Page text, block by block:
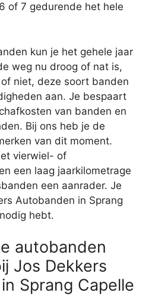
of 7 gedurende het hele
kun je het gehele jaar
weg nu droog of nat is,
niet, deze soort banden
aan. Je bespaart
van banden en
Bij ons heb je de
van dit moment.
vierwiel- of
een laag jaarkilometrage
een aanrader. Je
Autobanden in Sprang
hebt.
autobanden
Jos Dekkers
Sprang Capelle